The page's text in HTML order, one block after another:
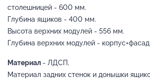
столешницей - 600 мм.
Глубина ящиков - 400 мм.
Высота верхних модулей - 556 мм.
Глубина верхних модулей -
Материал - ЛДСП.
Материал задних стенок и донышки